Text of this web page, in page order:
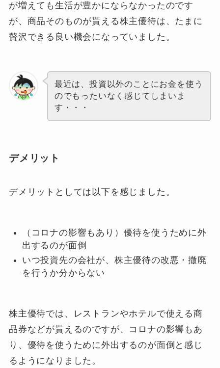
が増えても生活が豊かにならなかったのです
が、商品そのものが貰える株主優待は、たまに
贅沢できる良い機会になっていました。
最近は、投資以外のことにお金を使う
のでもったいなく感じてしまいま
す・・・
デメリット
デメリットとしては以下を感じました。
（コロナの影響もあり）優待を使うために外
出するのが面倒
いつ投資先の会社が、株主優待の改悪・撤廃
を行うか分からない
株主優待では、レストランやホテルで使える商
品券などが貰えるのですが、コロナの影響もあ
り、優待を使うために外出するのが面倒と感じ
るようになりました。